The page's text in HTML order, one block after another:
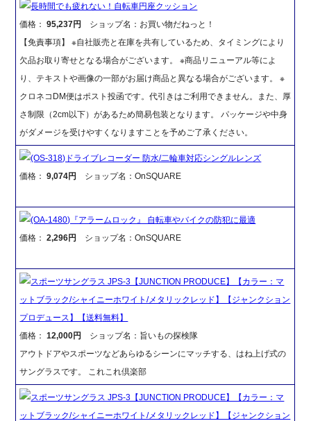
長時間でも疲れない！自転車円座クッション
価格：95,237円
ショップ名：お買い物だねっと！
【免責事項】 ※自社販売と在庫を共有しているため、タイミングにより
欠品お取り寄せとなる場合がございます。 ※商品リニューアル等によ
り、テキストや画像の一部がお届け商品と異なる場合がございます。 ※
クロネコDM便はポスト投函です。代引きはご利用できません。また、厚
さ制限（2cm以下）があるため簡易包装となります。 パッケージや中身
がダメージを受けやすくなりますことを予めご了承ください。
(OS-318)ドライブレコーダー 防水/二輪車対応シングルレンズ
価格：9,074円 ショップ名：OnSQUARE
(OA-1480)『アラームロック』 自転車やバイクの防犯に最適
価格：2,296円 ショップ名：OnSQUARE
スポーツサングラス JPS-3【JUNCTION PRODUCE】【カラー：マ
ットブラック/シャイニーホワイト/メタリックレッド】【ジャンクション
プロデュース】【送料無料】
価格：12,000円
ショップ名：旨いもの探検隊
アウトドアやスポーツなどあらゆるシーンにマッチする、はね上げ式の
サングラスです。 これこれ倶楽部
スポーツサングラス JPS-3【JUNCTION PRODUCE】【カラー：マ
ットブラック/シャイニーホワイト/メタリックレッド】【ジャンクション